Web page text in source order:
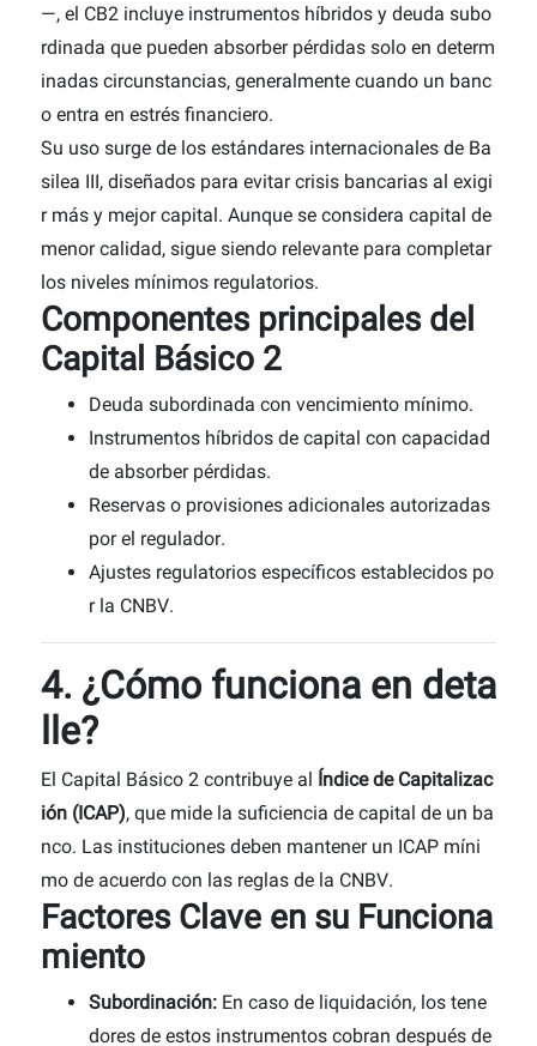
—, el CB2 incluye instrumentos híbridos y deuda subo
rdinada que pueden absorber pérdidas solo en determ
inadas circunstancias, generalmente cuando un banc
o entra en estrés financiero.
Su uso surge de los estándares internacionales de Ba
silea III, diseñados para evitar crisis bancarias al exigi
r más y mejor capital. Aunque se considera capital de
menor calidad, sigue siendo relevante para completar
los niveles mínimos regulatorios.
Componentes principales del
Capital Básico 2
Deuda subordinada con vencimiento mínimo.
Instrumentos híbridos de capital con capacidad
de absorber pérdidas.
Reservas o provisiones adicionales autorizadas
por el regulador.
Ajustes regulatorios específicos establecidos po
r la CNBV.
4. ¿Cómo funciona en deta
lle?
El Capital Básico 2 contribuye al Índice de Capitalizac
ión (ICAP), que mide la suficiencia de capital de un ba
nco. Las instituciones deben mantener un ICAP míni
mo de acuerdo con las reglas de la CNBV.
Factores Clave en su Funciona
miento
Subordinación: En caso de liquidación, los tene
dores de estos instrumentos cobran después de